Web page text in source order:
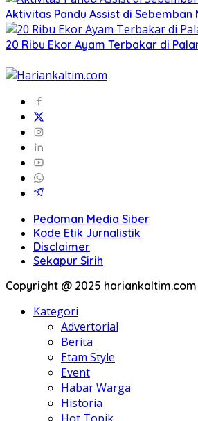
Aktivitas Pandu Assist di Sebemban
20 Ribu Ekor Ayam Terbakar di
Pedoman Media Siber
Kode Etik Jurnalistik
Disclaimer
Sekapur Sirih
Copyright @ 2025
Kategori
Advertorial
Berita
Etam Style
Event
Habar Warga
Historia